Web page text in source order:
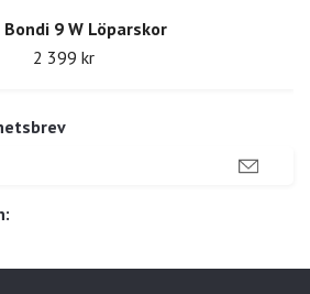
Bondi 9 W Löparskor
2 399 kr